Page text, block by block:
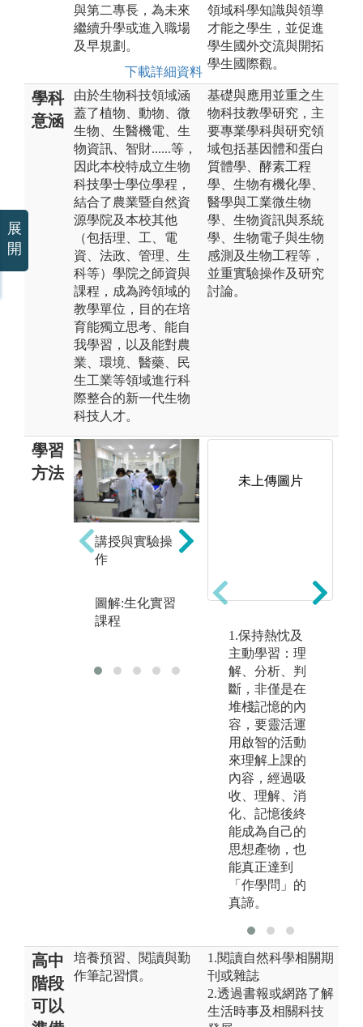
與第二專長，為未來
繼續升學或進入職場
及早規劃。
下載詳細資料
領域科學知識與領導
才能之學生，並促進
學生國外交流與開拓
學生國際觀。
學科
意涵
由於生物科技領域涵
蓋了植物、動物、微
生物、生醫機電、生
物資訊、智財......等，
因此本校特成立生物
科技學士學位學程，
結合了農業暨自然資
源學院及本校其他
（包括理、工、電
資、法政、管理、生
科等）學院之師資與
課程，成為跨領域的
教學單位，目的在培
育能獨立思考、能自
我學習，以及能對農
業、環境、醫藥、民
生工業等領域進行科
際整合的新一代生物
科技人才。
基礎與應用並重之生
物科技教學研究，主
要專業學科與研究領
域包括基因體和蛋白
質體學、酵素工程
學、生物有機化學、
醫學與工業微生物
學、生物資訊與系統
學、生物電子與生物
感測及生物工程等，
並重實驗操作及研究
討論。
學習
方法
講授與實驗操
作
圖解:生化實習
課程
圖解:專題研究
自行規劃實驗
未上傳圖片
1.保持熱忱及
主動學習：理
解、分析、判
斷，非僅是在
堆棧記憶的內
容，要靈活運
用啟智的活動
來理解上課的
內容，經過吸
收、理解、消
化、記憶後終
能成為自己的
思想產物，也
能真正達到
「作學問」的
真諦。
高中
階段
可以
培養預習、閱讀與勤
作筆記習慣。
1.閱讀自然科學相關期
刊或雜誌
2.透過書報或網路了解
生活時事及相關科技
展
開